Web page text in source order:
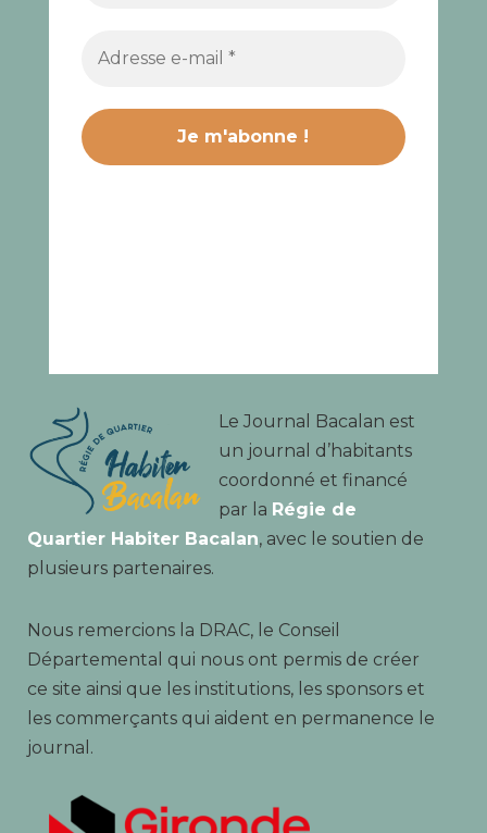
Le Journal Bacalan est
un journal d’habitants
coordonné et financé
par la Régie de
Quartier Habiter Bacalan, avec le soutien de
plusieurs partenaires.
Nous remercions la DRAC, le Conseil
Départemental qui nous ont permis de créer
ce site ainsi que les institutions, les sponsors et
les commerçants qui aident en permanence le
journal.